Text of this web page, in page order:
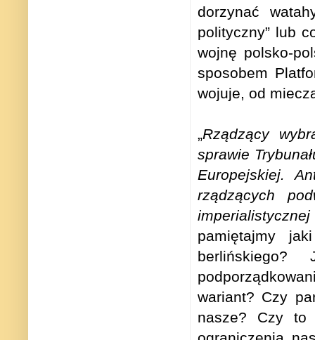
dorzynać
polityczny” lub
wojnę polsko-
sposobem
wojuje, od
„Rządzący
sprawie
Europejskiej.
rządzących
pamiętajmy
berlińskiego?
wariant? Czy
nasze? Czy to